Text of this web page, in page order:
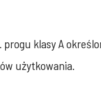
klasy A
użytkowania.